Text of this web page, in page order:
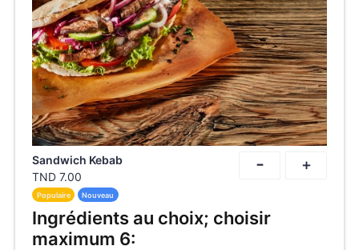
- +
Sandwich Kebab
TND 7.00
Populaire Nouveau
Ingrédients au choix; choisir
maximum 6: